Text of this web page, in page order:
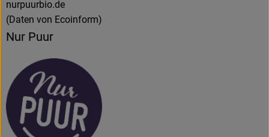
nurpuurbio.de
(Daten von Ecoinform)
Nur Puur